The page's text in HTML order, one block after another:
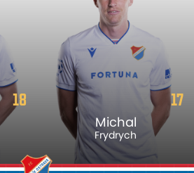
17 25
Dennis
Owusu